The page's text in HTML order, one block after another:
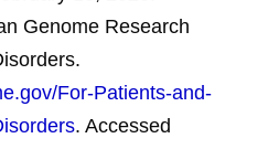
Genome Research
For-Patients-and-
. Accessed